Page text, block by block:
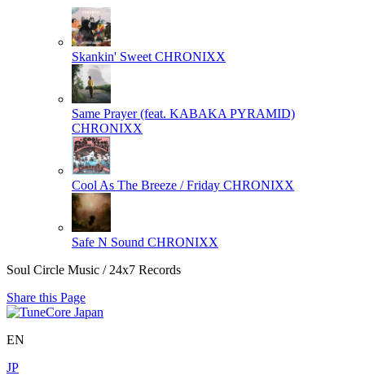
Skankin' Sweet CHRONIXX
Same Prayer (feat. KABAKA PYRAMID)
CHRONIXX
Cool As The Breeze / Friday CHRONIXX
Safe N Sound CHRONIXX
Soul Circle Music / 24x7 Records
Share this Page
EN
JP